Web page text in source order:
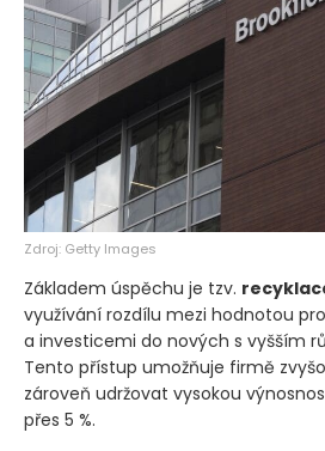
Zdroj: Getty Images
Základem úspěchu je tzv.
využívání rozdílu mezi hodnotou
a investicemi do nových s vyšším
Tento přístup umožňuje firmě
zároveň udržovat vysokou
přes 5 %.